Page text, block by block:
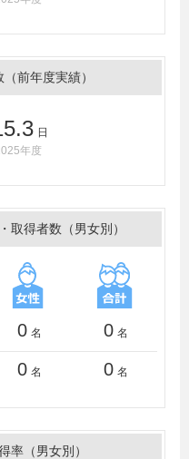
前年度実績）
日
年度
取得者数（男女別）
0 名 0 名
0 名 0 名
率（男女別）